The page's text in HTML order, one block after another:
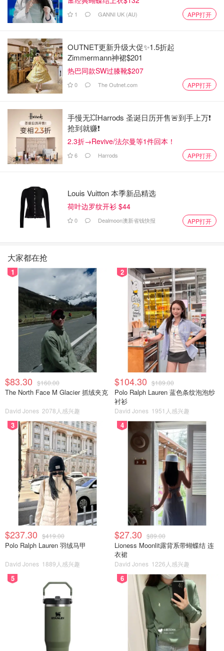
1 GANNI UK (AU) APP打开
OUTNET更新升级大促✨1.5折起
Zimmermann神裙$201
热巴同款SW过膝靴$207
0 The Outnet.com APP打开
手慢无💥Harrods 圣诞日历开售🚨到手上万❗️
抢到就赚❗️
2.3折→Revive/法尔曼等1件回本！
6 Harrods APP打开
Louis Vuitton 本季新品精选
荷叶边罗纹开衫 $44
0 Dealmoon澳新省钱快报 APP打开
大家都在抢
1
$83.30 $160.00
The North Face M Glacier 抓绒夹克
David Jones 2078人感兴趣
2
$104.30 $189.00
Polo Ralph Lauren 蓝色条纹泡泡纱
衬衫
David Jones 1951人感兴趣
3
$237.30 $419.00
Polo Ralph Lauren 羽绒马甲
David Jones 1889人感兴趣
4
$27.30 $89.00
Lioness Moonlit露背系带蝴蝶结 连
衣裙
David Jones 1226人感兴趣
5 6